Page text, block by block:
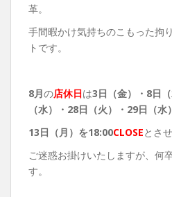
革。
手間暇かけ気持ちのこもった拘
トです。
8月の店休日は3日（金）・8日
（水）・28日（火）・29日（水）
13日（月）を18:00CLOSEとさ
ご迷惑お掛けいたしますが、何
す。